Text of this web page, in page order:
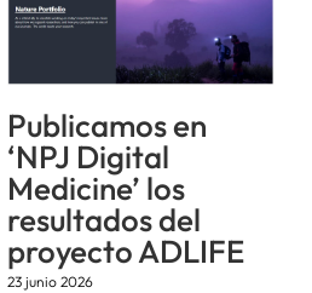
Publicamos en
‘NPJ Digital
Medicine’ los
resultados del
proyecto ADLIFE
23 junio 2026